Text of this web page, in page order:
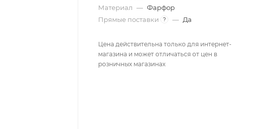
Материал — Фарфор
Прямые поставки
? — Да
Цена действительна только для интернет-
магазина и может отличаться от цен в
розничных магазинах